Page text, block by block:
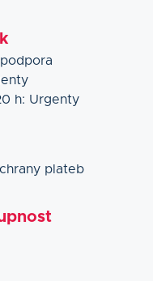
podpora
h: Urgenty
plateb